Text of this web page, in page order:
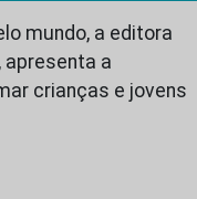
mundo, a editora
apresenta a
crianças e jovens